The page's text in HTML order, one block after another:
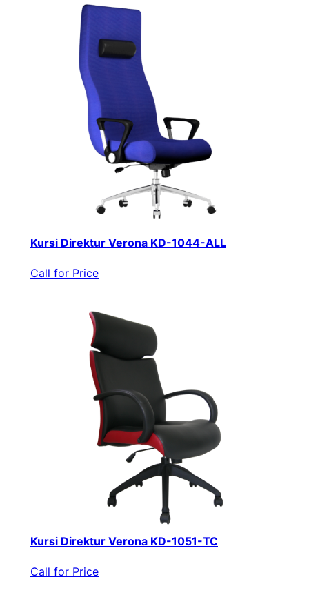
Kursi Direktur Verona KD-1044-ALL
Call for Price
Kursi Direktur Verona KD-1051-TC
Call for Price